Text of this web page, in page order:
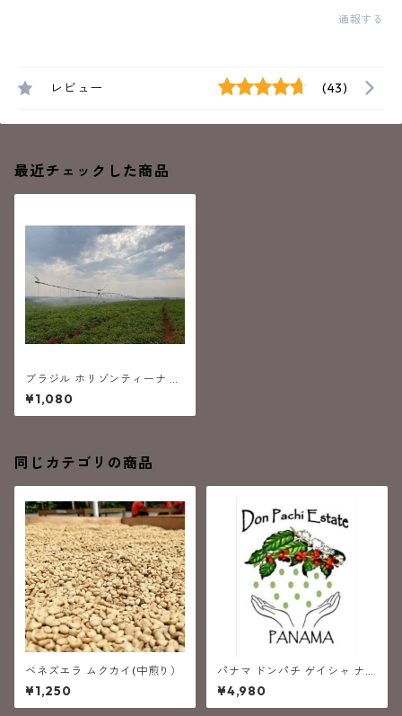
通報する
レビュー (43)
最近チェックした商品
ブラジル ホリゾンティーナ ア
レグリア (中煎り）
¥1,080
同じカテゴリの商品
ベネズエラ ムクカイ(中煎り）
¥1,250
パナマ ドンパチ ゲイシャ ナチ
ュラル (中煎り）
¥4,980